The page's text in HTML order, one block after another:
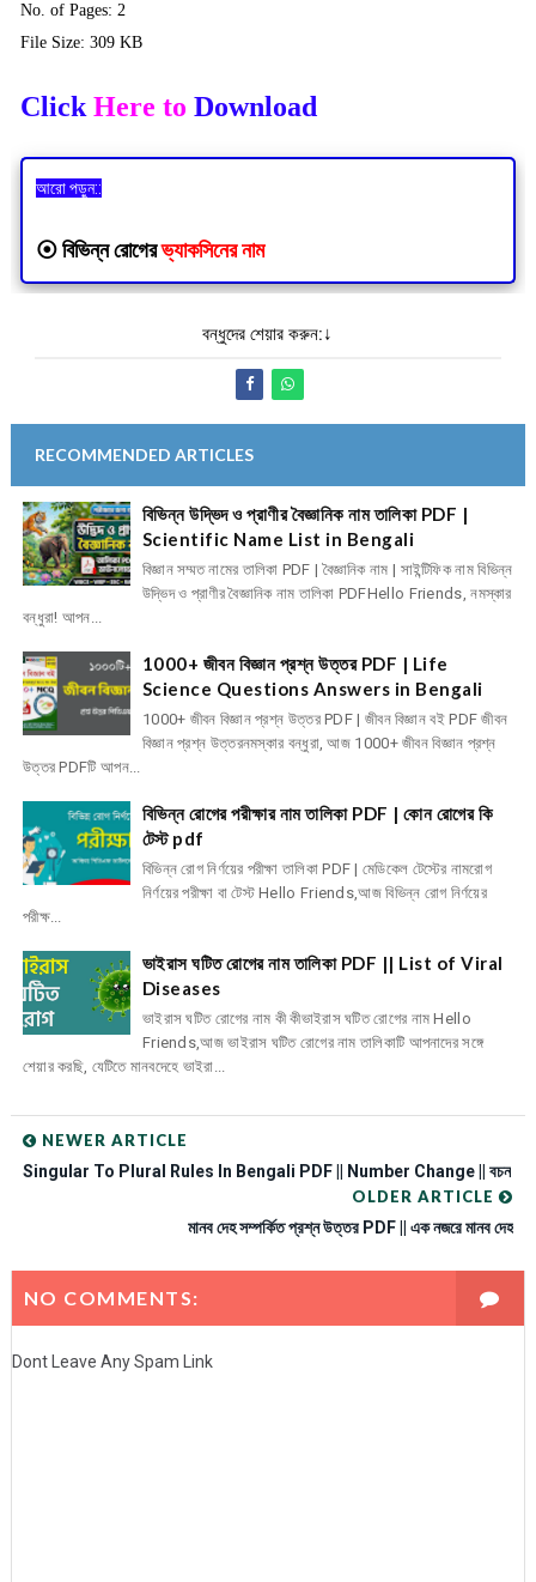
No. of Pages: 2
File Size: 309 KB
Click Here to Download
আরো পড়ুন::
⦿বিভিন্ন রোগেরভ্যাকসিনের নাম
বন্ধুদের শেয়ার করুন:↓
RECOMMENDED ARTICLES
বিভিন্ন উদ্ভিদ ও প্রাণীর বৈজ্ঞানিক নাম তালিকা PDF |
Scientific Name List in Bengali
বিজ্ঞান সম্মত নামের তালিকা PDF | বৈজ্ঞানিক নাম | সাইন্টিফিক নাম বিভিন্ন
উদ্ভিদ ও প্রাণীর বৈজ্ঞানিক নাম তালিকা PDFHello Friends, নমস্কার
বন্ধুরা! আপন...
1000+ জীবন বিজ্ঞান প্রশ্ন উত্তর PDF | Life
Science Questions Answers in Bengali
1000+ জীবন বিজ্ঞান প্রশ্ন উত্তর PDF | জীবন বিজ্ঞান বই PDF জীবন
বিজ্ঞান প্রশ্ন উত্তরনমস্কার বন্ধুরা, আজ 1000+ জীবন বিজ্ঞান প্রশ্ন
উত্তর PDFটি আপন...
বিভিন্ন রোগের পরীক্ষার নাম তালিকা PDF | কোন রোগের কি
টেস্ট pdf
বিভিন্ন রোগ নির্ণয়ের পরীক্ষা তালিকা PDF | মেডিকেল টেস্টের নামরোগ
নির্ণয়ের পরীক্ষা বা টেস্ট Hello Friends,আজ বিভিন্ন রোগ নির্ণয়ের
পরীক্ষ...
ভাইরাস ঘটিত রোগের নাম তালিকা PDF || List of Viral
Diseases
ভাইরাস ঘটিত রোগের নাম কী কীভাইরাস ঘটিত রোগের নাম Hello
Friends,আজ ভাইরাস ঘটিত রোগের নাম তালিকাটি আপনাদের সঙ্গে
শেয়ার করছি, যেটিতে মানবদেহে ভাইরা...
NEWER ARTICLE
Singular To Plural Rules In Bengali PDF || Number Change || বচন
OLDER ARTICLE
মানব দেহ সম্পর্কিত প্রশ্ন উত্তর PDF || এক নজরে মানব দেহ
NO COMMENTS:
Dont Leave Any Spam Link